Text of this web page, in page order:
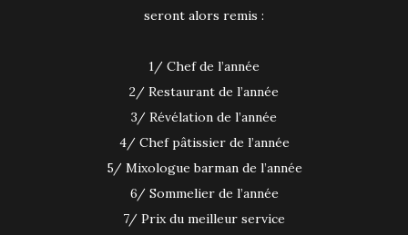
seront alors remis :
1/ Chef de l’année
2/ Restaurant de l’année
3/ Révélation de l’année
4/ Chef pâtissier de l’année
5/ Mixologue barman de l’année
6/ Sommelier de l’année
7/ Prix du meilleur service